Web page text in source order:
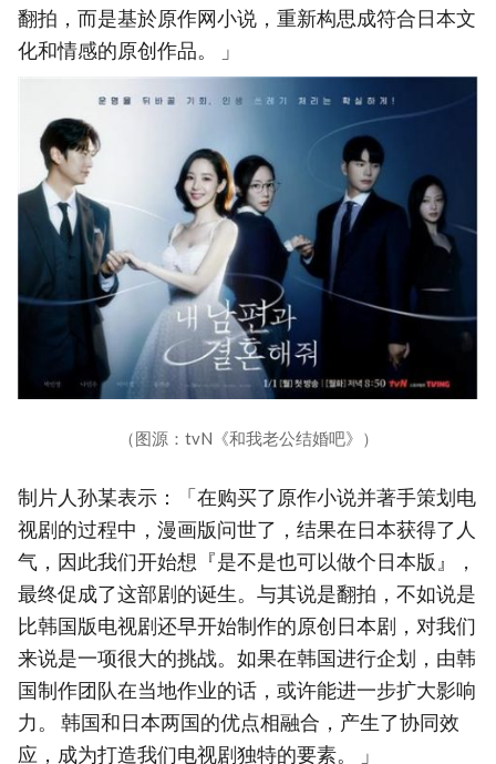
翻拍，而是基於原作网小说，重新构思成符合日本文
化和情感的原创作品。 」
（图源：tvN《和我老公结婚吧》）
制片人孙某表示：「在购买了原作小说并著手策划电
视剧的过程中，漫画版问世了，结果在日本获得了人
气，因此我们开始想『是不是也可以做个日本版』，
最终促成了这部剧的诞生。与其说是翻拍，不如说是
比韩国版电视剧还早开始制作的原创日本剧，对我们
来说是一项很大的挑战。如果在韩国进行企划，由韩
国制作团队在当地作业的话，或许能进一步扩大影响
力。 韩国和日本两国的优点相融合，产生了协同效
应，成为打造我们电视剧独特的要素。 」